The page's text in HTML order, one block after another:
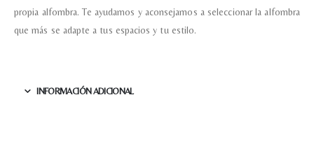
propia alfombra. Te ayudamos y aconsejamos a seleccionar la alfombra
que más se adapte a tus espacios y tu estilo.
INFORMACIÓN ADICIONAL